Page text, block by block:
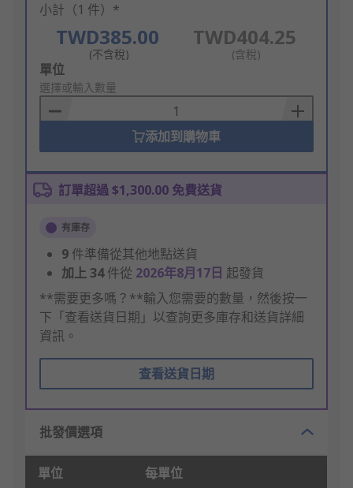
小計（1 件）*
TWD385.00
(不含稅)
TWD404.25
(含稅)
Add
to
Basket
單位
選擇或輸入數量
添加到購物車
訂單超過 $1,300.00 免費送貨
有庫存
9 件準備從其他地點送貨
加上34件從 2026年8月17日 起發貨
**需要更多嗎？**輸入您需要的數量，然後按一
下「查看送貨日期」以查詢更多庫存和送貨詳細
資訊。
查看送貨日期
批發價選項
單位 每單位